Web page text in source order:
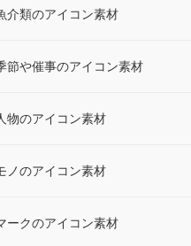
介類のアイコン素材
節や催事のアイコン素材
物のアイコン素材
ノのアイコン素材
ークのアイコン素材